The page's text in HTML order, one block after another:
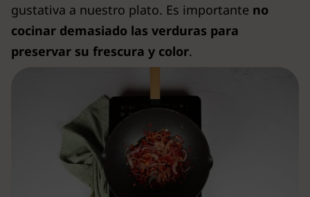
gustativa a nuestro plato. Es importante no
cocinar demasiado las verduras para
preservar su frescura y color.